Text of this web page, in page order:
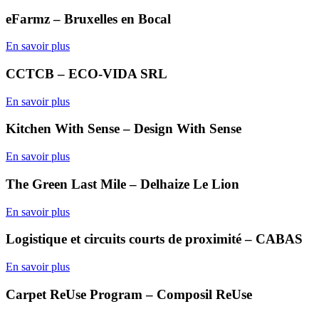
eFarmz – Bruxelles en Bocal
En savoir plus
CCTCB – ECO-VIDA SRL
En savoir plus
Kitchen With Sense – Design With Sense
En savoir plus
The Green Last Mile – Delhaize Le Lion
En savoir plus
Logistique et circuits courts de proximité – CABAS
En savoir plus
Carpet ReUse Program – Composil ReUse